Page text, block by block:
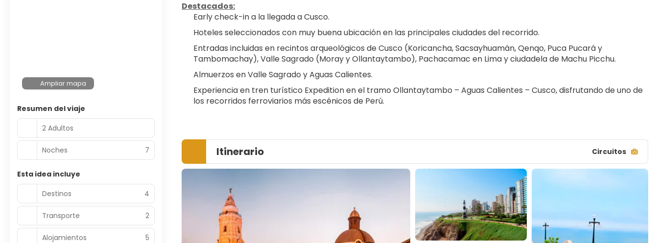
Destacados:
Early check-in a la llegada a Cusco.
Hoteles seleccionados con muy buena ubicación en las principales ciudades del recorrido.
Entradas incluidas en recintos arqueológicos de Cusco (Koricancha, Sacsayhuamán, Qenqo, Puca Pucará y
Tambomachay), Valle Sagrado (Moray y Ollantaytambo), Pachacamac en Lima y ciudadela de Machu Picchu.
Almuerzos en Valle Sagrado y Aguas Calientes.
Experiencia en tren turístico Expedition en el tramo Ollantaytambo – Aguas Calientes – Cusco, disfrutando de uno de
los recorridos ferroviarios más escénicos de Perú.
Itinerario Circuitos
Ampliar mapa
Resumen del viaje
2 Adultos
Noches 7
Esta idea incluye
Destinos
4
Transporte 2
Alojamientos 5